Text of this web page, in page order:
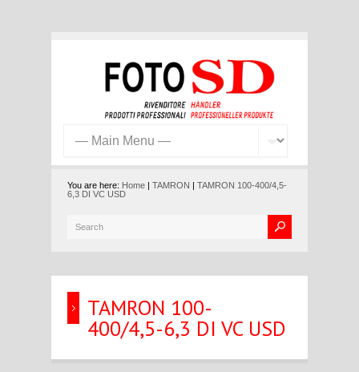
You are here: Home TAMRON
TAMRON 100-400/4,5-
6,3 DI VC USD
TAMRON 100-
400/4,5-6,3 DI VC USD